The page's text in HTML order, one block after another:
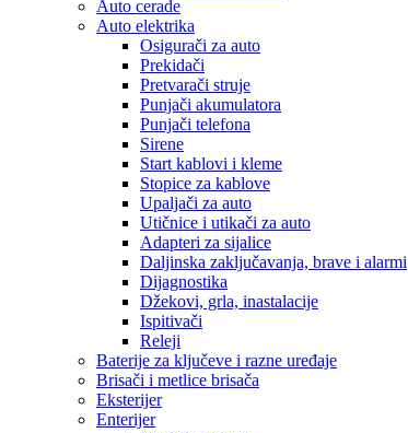
Auto cerade
Auto elektrika
Osigurači za auto
Prekidači
Pretvarači struje
Punjači akumulatora
Punjači telefona
Sirene
Start kablovi i kleme
Stopice za kablove
Upaljači za auto
Utičnice i utikači za auto
Adapteri za sijalice
Daljinska zaključavanja, brave i alarmi
Dijagnostika
Džekovi, grla, inastalacije
Ispitivači
Releji
Baterije za ključeve i razne uređaje
Brisači i metlice brisača
Eksterijer
Enterijer